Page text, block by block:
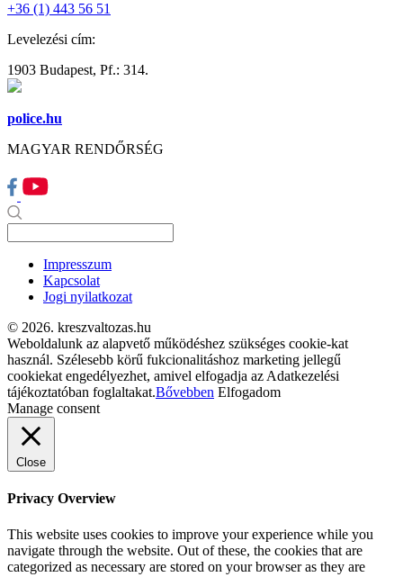
+36 (1) 443 56 51
Levelezési cím:
1903 Budapest, Pf.: 314.
police.hu
MAGYAR RENDŐRSÉG
Impresszum
Kapcsolat
Jogi nyilatkozat
© 2026. kreszvaltozas.hu
Weboldalunk az alapvető működéshez szükséges cookie-kat
használ. Szélesebb körű fukcionalitáshoz marketing jellegű
cookiekat engedélyezhet, amivel elfogadja az Adatkezelési
tájékoztatóban foglaltakat.Bővebben Elfogadom
Manage consent
Close
Privacy Overview
This website uses cookies to improve your experience while you
navigate through the website. Out of these, the cookies that are
categorized as necessary are stored on your browser as they are